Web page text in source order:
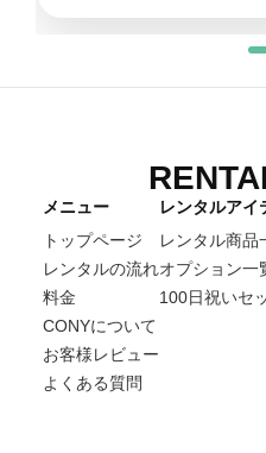
メニュー
トップページ
レンタルの流れ
料金
CONYについて
お客様レビュー
よくある質問
レンタルアイ
レンタル商品
オプション一
100日祝いセ